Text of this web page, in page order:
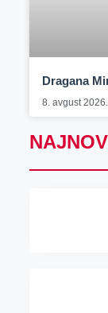
Dragana
8. avgust 2026.